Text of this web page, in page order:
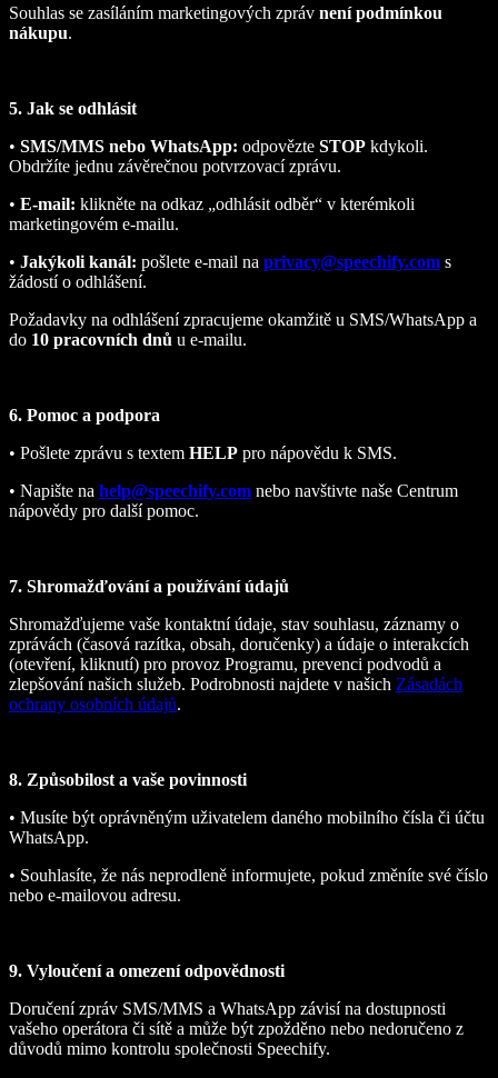
Souhlas se zasíláním marketingových zpráv není podmínkou
nákupu.
5. Jak se odhlásit
• SMS/MMS nebo WhatsApp: odpovězte STOP kdykoli.
Obdržíte jednu závěrečnou potvrzovací zprávu.
• E-mail: klikněte na odkaz „odhlásit odběr“ v kterémkoli
marketingovém e‑mailu.
• Jakýkoli kanál: pošlete e‑mail na privacy@speechify.com s
žádostí o odhlášení.
Požadavky na odhlášení zpracujeme okamžitě u SMS/WhatsApp a
do 10 pracovních dnů u e‑mailu.
6. Pomoc a podpora
• Pošlete zprávu s textem HELP pro nápovědu k SMS.
• Napište na help@speechify.com nebo navštivte naše Centrum
nápovědy pro další pomoc.
7. Shromažďování a používání údajů
Shromažďujeme vaše kontaktní údaje, stav souhlasu, záznamy o
zprávách (časová razítka, obsah, doručenky) a údaje o interakcích
(otevření, kliknutí) pro provoz Programu, prevenci podvodů a
zlepšování našich služeb. Podrobnosti najdete v našich Zásadách
ochrany osobních údajů.
8. Způsobilost a vaše povinnosti
• Musíte být oprávněným uživatelem daného mobilního čísla či účtu
WhatsApp.
• Souhlasíte, že nás neprodleně informujete, pokud změníte své číslo
nebo e‑mailovou adresu.
9. Vyloučení a omezení odpovědnosti
Doručení zpráv SMS/MMS a WhatsApp závisí na dostupnosti
vašeho operátora či sítě a může být zpožděno nebo nedoručeno z
důvodů mimo kontrolu společnosti Speechify.